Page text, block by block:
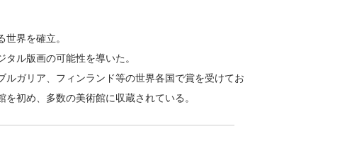
界を確立。
ル版画の可能性を導いた。
ルガリア、フィンランド等の世界各国で賞を受けてお
初め、多数の美術館に収蔵されている。